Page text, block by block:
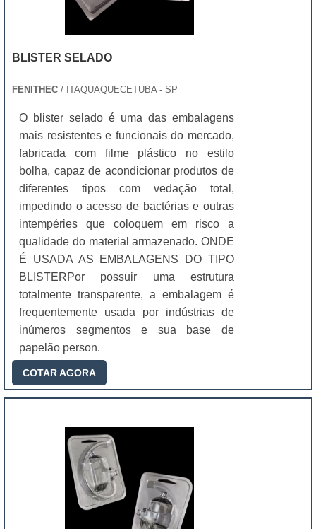
BLISTER SELADO
FENITHEC / ITAQUAQUECETUBA - SP
O blister selado é uma das embalagens
mais resistentes e funcionais do mercado,
fabricada com filme plástico no estilo
bolha, capaz de acondicionar produtos de
diferentes tipos com vedação total,
impedindo o acesso de bactérias e outras
intempéries que coloquem em risco a
qualidade do material armazenado. ONDE
É USADA AS EMBALAGENS DO TIPO
BLISTERPor possuir uma estrutura
totalmente transparente, a embalagem é
frequentemente usada por indústrias de
inúmeros segmentos e sua base de
papelão person.
COTAR AGORA